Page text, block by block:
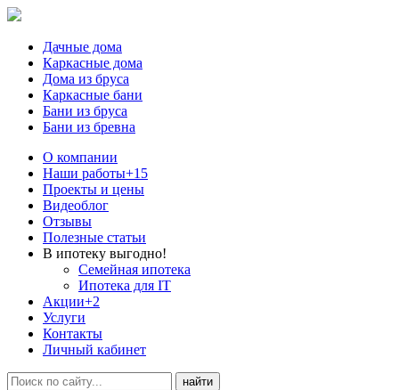
Дачные дома
Каркасные дома
Дома из бруса
Каркасные бани
Бани из бруса
Бани из бревна
О компании
Наши работы+15
Проекты и цены
Видеоблог
Отзывы
Полезные статьи
В ипотеку выгодно!
Семейная ипотека
Ипотека для IT
Акции+2
Услуги
Контакты
Личный кабинет